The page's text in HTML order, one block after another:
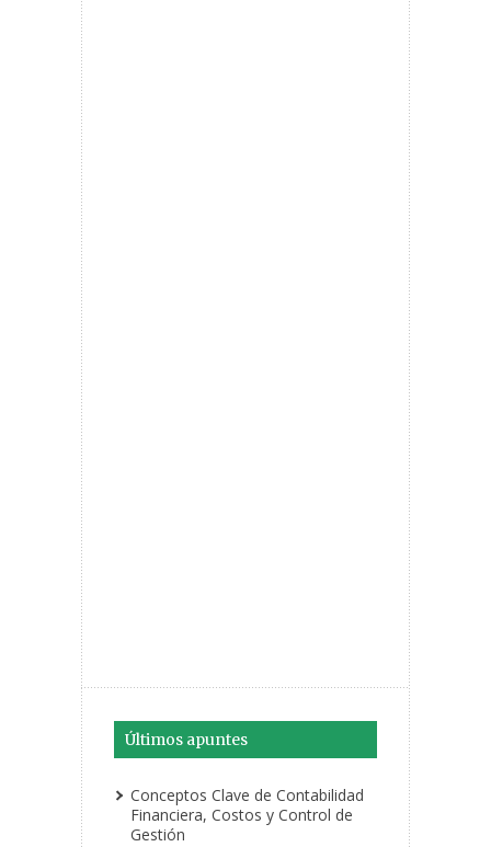
Últimos apuntes
Conceptos Clave de Contabilidad
Financiera, Costos y Control de
Gestión